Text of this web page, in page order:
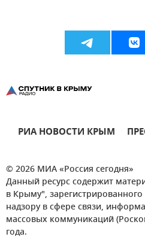
РИА НОВОСТИ КРЫМ
© 2026 МИА «Россия сегодня»
Данный ресурс содержит
в Крыму",
надзору в сфере связи,
массовых коммуникаций
года.